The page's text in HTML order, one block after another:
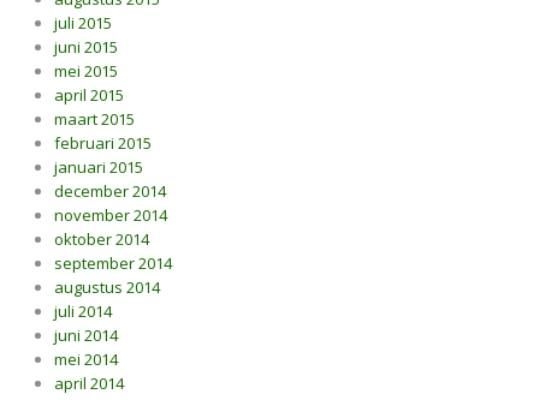
juli 2015
juni 2015
mei 2015
april 2015
maart 2015
februari 2015
januari 2015
december 2014
november 2014
oktober 2014
september 2014
augustus 2014
juli 2014
juni 2014
mei 2014
april 2014